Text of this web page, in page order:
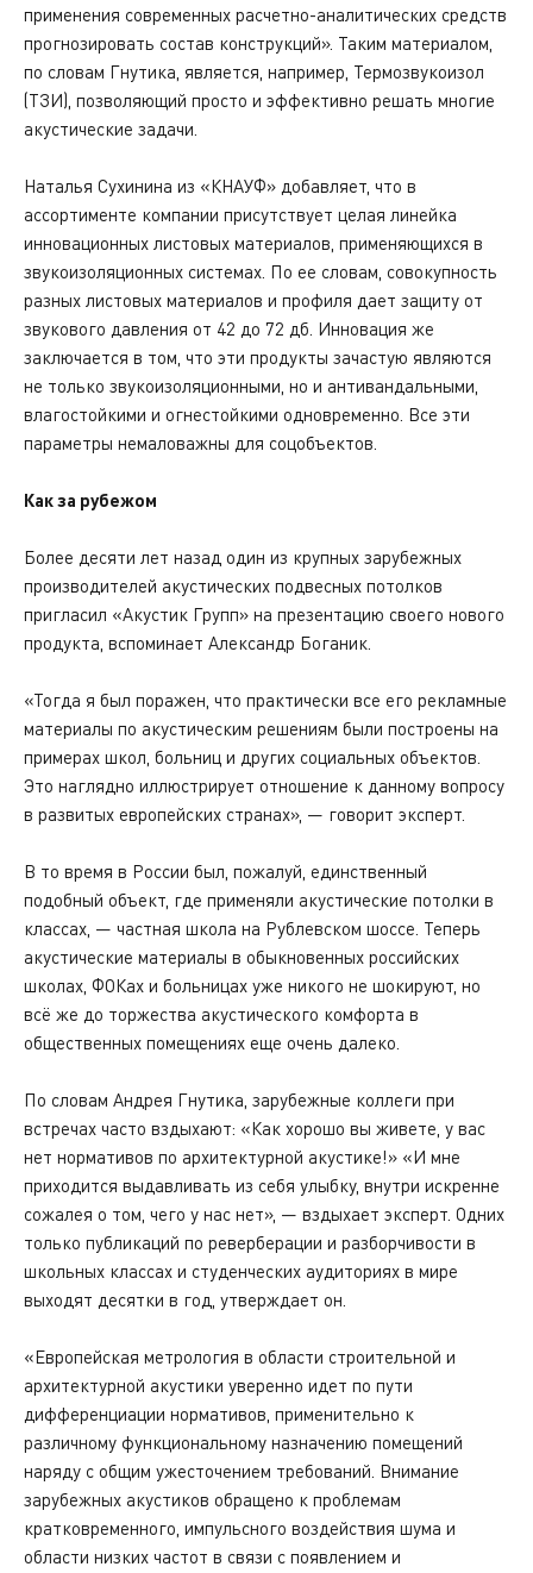
применения современных расчетно-аналитических средств
прогнозировать состав конструкций». Таким материалом,
по словам Гнутика, является, например, Термозвукоизол
(ТЗИ), позволяющий просто и эффективно решать многие
акустические задачи.
Наталья Сухинина из «КНАУФ» добавляет, что в
ассортименте компании присутствует целая линейка
инновационных листовых материалов, применяющихся в
звукоизоляционных системах. По ее словам, совокупность
разных листовых материалов и профиля дает защиту от
звукового давления от 42 до 72 дб. Инновация же
заключается в том, что эти продукты зачастую являются
не только звукоизоляционными, но и антивандальными,
влагостойкими и огнестойкими одновременно. Все эти
параметры немаловажны для соцобъектов.
Как за рубежом
Более десяти лет назад один из крупных зарубежных
производителей акустических подвесных потолков
пригласил «Акустик Групп» на презентацию своего нового
продукта, вспоминает Александр Боганик.
«Тогда я был поражен, что практически все его рекламные
материалы по акустическим решениям были построены на
примерах школ, больниц и других социальных объектов.
Это наглядно иллюстрирует отношение к данному вопросу
в развитых европейских странах», — говорит эксперт.
В то время в России был, пожалуй, единственный
подобный объект, где применяли акустические потолки в
классах, — частная школа на Рублевском шоссе. Теперь
акустические материалы в обыкновенных российских
школах, ФОКах и больницах уже никого не шокируют, но
всё же до торжества акустического комфорта в
общественных помещениях еще очень далеко.
По словам Андрея Гнутика, зарубежные коллеги при
встречах часто вздыхают: «Как хорошо вы живете, у вас
нет нормативов по архитектурной акустике!» «И мне
приходится выдавливать из себя улыбку, внутри искренне
сожалея о том, чего у нас нет», — вздыхает эксперт. Одних
только публикаций по реверберации и разборчивости в
школьных классах и студенческих аудиториях в мире
выходят десятки в год, утверждает он.
«Европейская метрология в области строительной и
архитектурной акустики уверенно идет по пути
дифференциации нормативов, применительно к
различному функциональному назначению помещений
наряду с общим ужесточением требований. Внимание
зарубежных акустиков обращено к проблемам
кратковременного, импульсного воздействия шума и
области низких частот в связи с появлением и